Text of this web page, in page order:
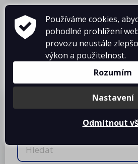
Košík je prázdný
O firmě
Ke stažení
Používáme cookies,
pohodlné prohlížení
provozu neustále
výkon a použitelnost.
Rozumím
Nastavení
Odmítnout